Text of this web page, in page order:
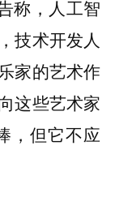
称，人工智
技术开发人
家的艺术作
这些艺术家
，但它不应